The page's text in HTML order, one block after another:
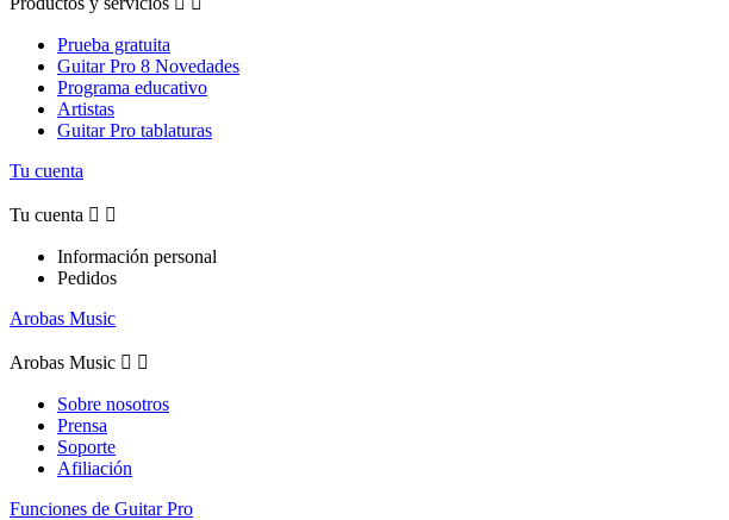
Prueba gratuita
Guitar Pro 8 Novedades
Programa educativo
Artistas
Guitar Pro tablaturas
Tu cuenta
Tu cuenta  
Información personal
Pedidos
Arobas Music
Arobas Music  
Sobre nosotros
Prensa
Soporte
Afiliación
Funciones de Guitar Pro